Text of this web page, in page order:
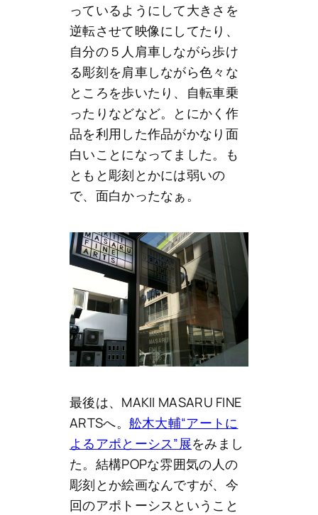
っているようにして大きさを
逆転させて映像にしてたり、
自分の５人肩車しながら歩け
る彫刻を肩車しながら色々な
ところを歩いたり、自転車乗
ったりなどなど。とにかく作
品を利用した作品がかなり面
白いことになってました。も
ともと彫刻とかには弱いの
で、面白かったなぁ。
最後は、MAKII MASARU FINE
ARTSへ。 舩木大輔“アートに
よるアポとーシス”展をみまし
た。結構POPな雰囲気の人の
彫刻とか絵画なんですが、今
回のアポトーシスということ